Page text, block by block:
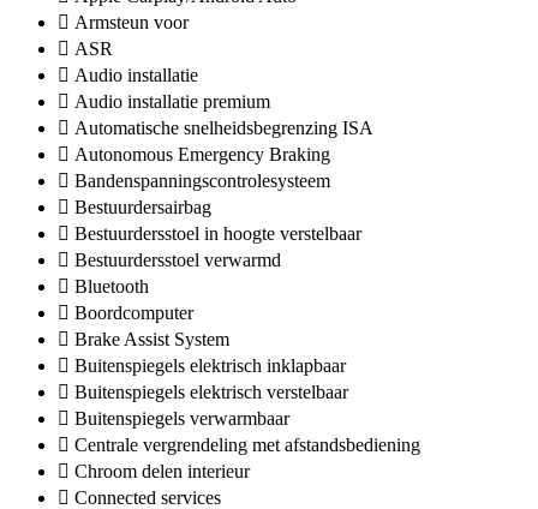
Armsteun voor
ASR
Audio installatie
Audio installatie premium
Automatische snelheidsbegrenzing ISA
Autonomous Emergency Braking
Bandenspanningscontrolesysteem
Bestuurdersairbag
Bestuurdersstoel in hoogte verstelbaar
Bestuurdersstoel verwarmd
Bluetooth
Boordcomputer
Brake Assist System
Buitenspiegels elektrisch inklapbaar
Buitenspiegels elektrisch verstelbaar
Buitenspiegels verwarmbaar
Centrale vergrendeling met afstandsbediening
Chroom delen interieur
Connected services